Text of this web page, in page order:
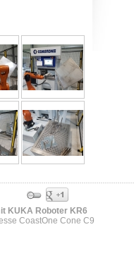
KUKA Roboter KR6
CoastOne Cone C9